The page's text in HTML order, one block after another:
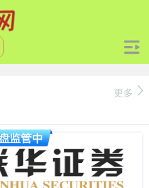
更多